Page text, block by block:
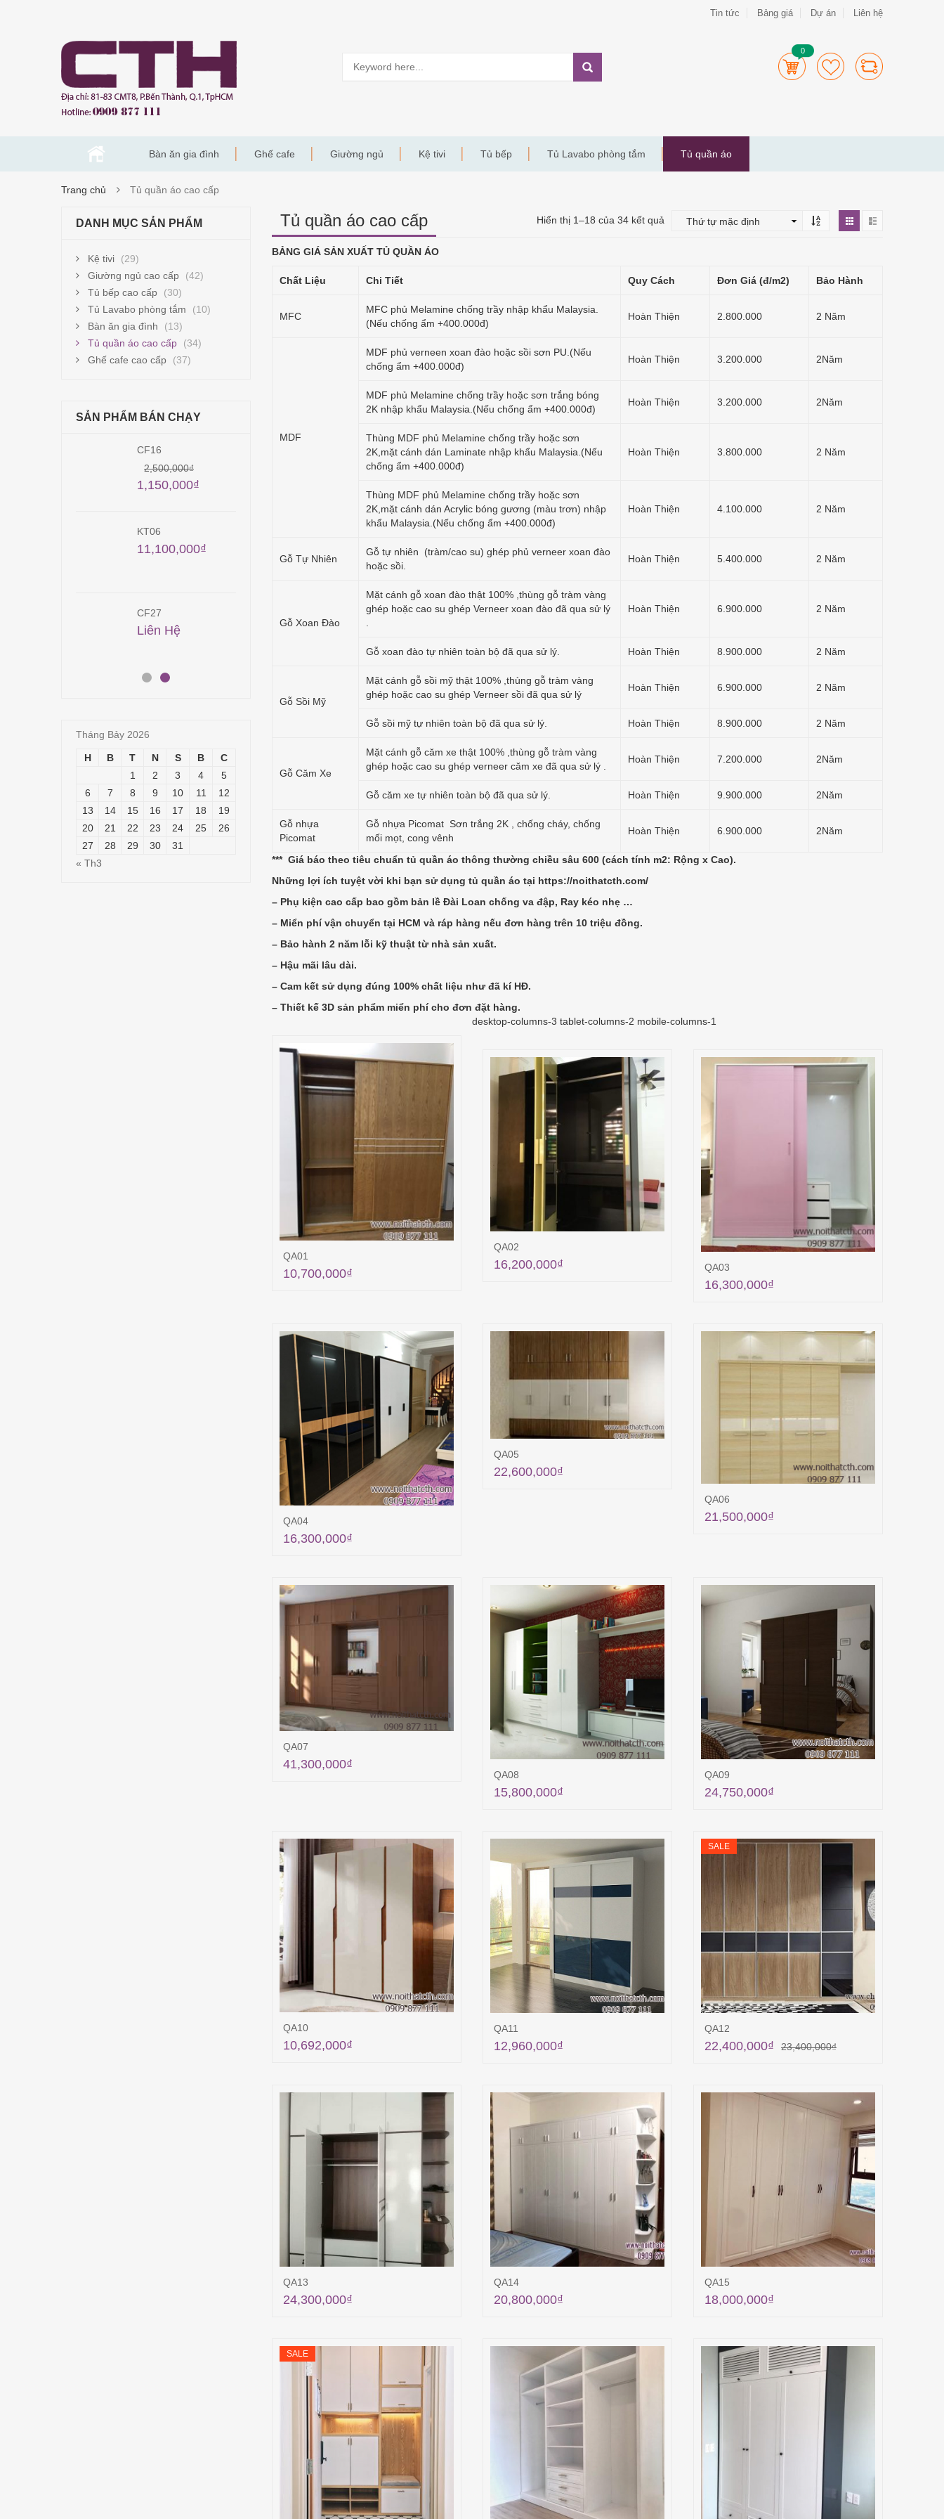
Tin tức Bảng giá Dự án Liên hệ
0
Bàn ăn gia đình Ghế cafe Giường ngủ Kệ tivi Tủ bếp Tủ Lavabo phòng tắm Tủ quần áo
Trang chủ Tủ quần áo cao cấp
Tủ quần áo cao cấp Hiển thị 1–18 của 34 kết quả
BẢNG GIÁ SẢN XUẤT TỦ QUẦN ÁO
Chất Liệu Chi Tiết Quy Cách Đơn Giá (đ/m2) Bảo Hành
MFC
MFC phủ Melamine chống trầy nhập khẩu Malaysia.
(Nếu chống ẩm +400.000đ)
Hoàn Thiện 2.800.000 2 Năm
MDF
MDF phủ verneen xoan đào hoặc sồi sơn PU.(Nếu
chống ẩm +400.000đ)
Hoàn Thiện 3.200.000 2Năm
MDF phủ Melamine chống trầy hoặc sơn trắng bóng
2K nhập khẩu Malaysia.(Nếu chống ẩm +400.000đ)
Hoàn Thiện 3.200.000 2Năm
Thùng MDF phủ Melamine chống trầy hoặc sơn
2K,mặt cánh dán Laminate nhập khẩu Malaysia.(Nếu
chống ẩm +400.000đ)
Hoàn Thiện 3.800.000 2 Năm
Thùng MDF phủ Melamine chống trầy hoặc sơn
2K,mặt cánh dán Acrylic bóng gương (màu trơn) nhập
khẩu Malaysia.(Nếu chống ẩm +400.000đ)
Hoàn Thiện 4.100.000 2 Năm
Gỗ Tự Nhiên
Gỗ tự nhiên (tràm/cao su) ghép phủ verneer xoan đào
hoặc sồi.
Hoàn Thiện 5.400.000 2 Năm
Gỗ Xoan Đào
Mặt cánh gỗ xoan đào thật 100% ,thùng gỗ tràm vàng
ghép hoặc cao su ghép Verneer xoan đào đã qua sử lý
Hoàn Thiện 6.900.000 2 Năm
Gỗ xoan đào tự nhiên toàn bộ đã qua sử lý. Hoàn Thiện 8.900.000 2 Năm
Gỗ Sồi Mỹ
Mặt cánh gỗ sồi mỹ thật 100% ,thùng gỗ tràm vàng
ghép hoặc cao su ghép Verneer sồi đã qua sử lý
Hoàn Thiện 6.900.000 2 Năm
Gỗ sồi mỹ tự nhiên toàn bộ đã qua sử lý. Hoàn Thiện 8.900.000 2 Năm
Gỗ Căm Xe
Mặt cánh gỗ căm xe thật 100% ,thùng gỗ tràm vàng
ghép hoặc cao su ghép verneer căm xe đã qua sử lý .
Hoàn Thiện 7.200.000 2Năm
Gỗ căm xe tự nhiên toàn bộ đã qua sử lý. Hoàn Thiện 9.900.000 2Năm
Gỗ nhựa
Picomat
Gỗ nhựa Picomat Sơn trắng 2K , chống cháy, chống
mối mọt, cong vênh
Hoàn Thiện 6.900.000 2Năm
*** Giá báo theo tiêu chuẩn tủ quần áo thông thường chiều sâu 600 (cách tính m2: Rộng x Cao).
Những lợi ích tuyệt vời khi bạn sử dụng tủ quần áo tại https://noithatcth.com/
– Phụ kiện cao cấp bao gồm bản lề Đài Loan chống va đập, Ray kéo nhẹ …
– Miển phí vận chuyển tại HCM và ráp hàng nếu đơn hàng trên 10 triệu đồng.
– Bảo hành 2 năm lỗi kỹ thuật từ nhà sản xuất.
– Hậu mãi lâu dài.
– Cam kết sử dụng đúng 100% chất liệu như đã kí HĐ.
– Thiết kế 3D sản phẩm miển phí cho đơn đặt hàng.
desktop-columns-3 tablet-columns-2 mobile-columns-1
QA01
10,700,000₫
QA02
16,200,000₫ QA03
16,300,000₫
QA04
16,300,000₫
QA05
22,600,000₫
QA06
21,500,000₫
QA07
41,300,000₫
QA08
15,800,000₫
QA09
24,750,000₫
QA10
10,692,000₫
QA11
12,960,000₫
SALE
QA12
23,400,000₫
22,400,000₫
QA13
24,300,000₫
QA14
20,800,000₫
QA15
18,000,000₫
SALE
DANH MỤC SẢN PHẨM
Kệ tivi
(29)
Giường ngủ cao cấp
(42)
Tủ bếp cao cấp
(30)
Tủ Lavabo phòng tắm
(10)
Bàn ăn gia đình
(13)
Tủ quần áo cao cấp
(34)
Ghế cafe cao cấp
(37)
SẢN PHẨM BÁN CHẠY
CF16
2,500,000₫
1,150,000₫
KT06
11,100,000₫
CF27
Liên Hệ
Tháng Bảy 2026
H B T N S B
C
1
2 3 4
5
6
7 8 9 10 11
12
13
14 15 16 17 18
19
20
21 22 23 24 25
26
27
28 29 30
31
« Th3